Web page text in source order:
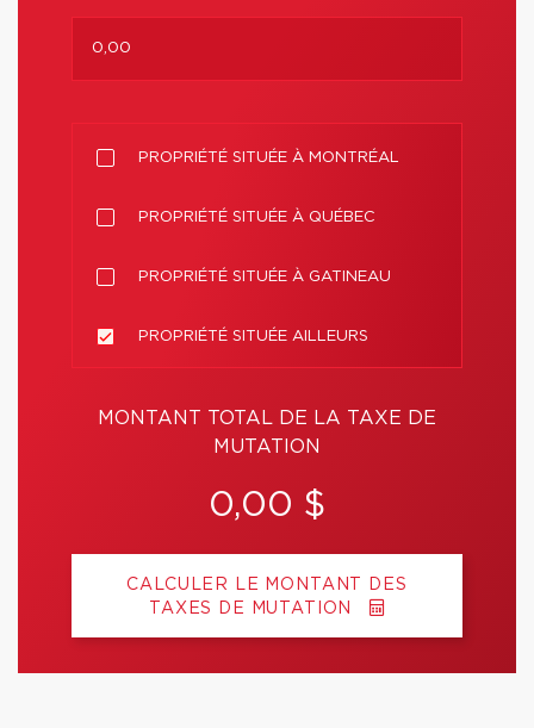
PROPRIÉTÉ SITUÉE À MONTRÉAL
PROPRIÉTÉ SITUÉE À QUÉBEC
PROPRIÉTÉ SITUÉE À GATINEAU
PROPRIÉTÉ SITUÉE AILLEURS
MONTANT TOTAL DE LA TAXE DE
MUTATION
0,00 $
CALCULER LE MONTANT DES
TAXES DE MUTATION